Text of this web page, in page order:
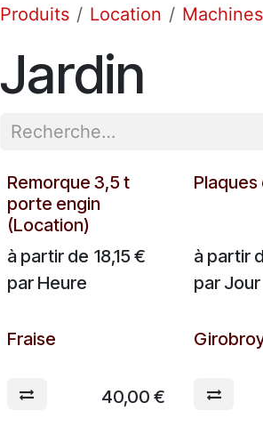
Produits Location Machines
Jardin
Remorque 3,5 t
porte engin
(Location)
à partir de 18,15 €
par Heure
à partir
par Jour
A partir de
Fraise
40,00 €
A partir de